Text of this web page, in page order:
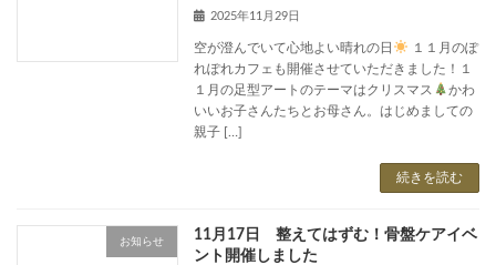
2025年11月29日
空が澄んでいて心地よい晴れの日
１１月のぽ
れぽれカフェも開催させていただきました！１
１月の足型アートのテーマはクリスマス
かわ
いいお子さんたちとお母さん。はじめましての
親子 […]
続きを読む
お知らせ
11月17日 整えてはずむ！骨盤ケアイベ
ント開催しました